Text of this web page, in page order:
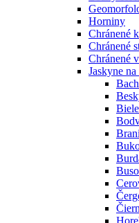
Horniny
Chránené
Chránené
Chránené
Jaskyne